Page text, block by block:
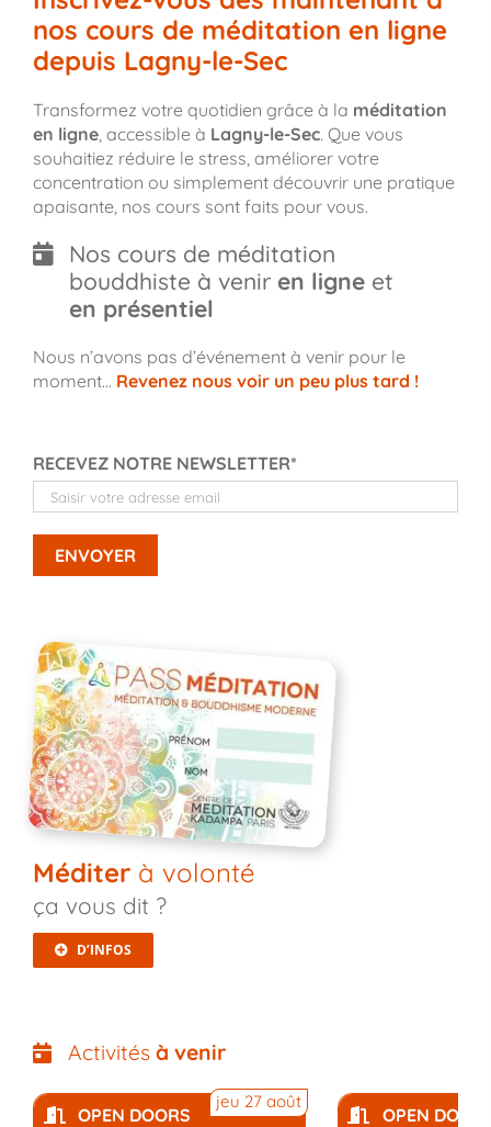
nos cours de méditation en ligne
depuis Lagny-le-Sec
Transformez votre quotidien grâce à la méditation
en ligne, accessible à Lagny-le-Sec. Que vous
souhaitiez réduire le stress, améliorer votre
concentration ou simplement découvrir une pratique
apaisante, nos cours sont faits pour vous.
Nos cours de méditation
bouddhiste à venir en ligneet
en présentiel
Nous n’avons pas d’événement à venir pour le
moment… Revenez nous voir un peu plus tard !
RECEVEZ NOTRE NEWSLETTER*
Méditerà volonté
ça vous dit ?
D’INFOS
Activités à venir
OPEN DOORS
jeu 27 août
OPEN